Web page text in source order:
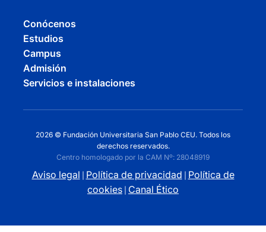
Conócenos
Estudios
Campus
Admisión
Servicios e instalaciones
2026 © Fundación Universitaria San Pablo CEU. Todos los
derechos reservados.
Centro homologado por la CAM Nº: 28048919
Aviso legal Política de privacidad Política de
cookies Canal Ético